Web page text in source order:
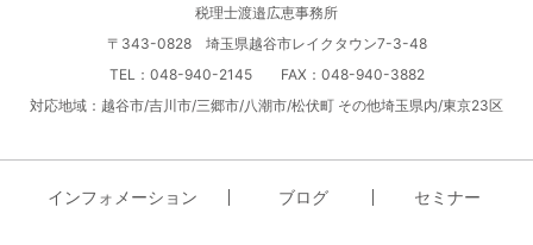
税理士渡邉広恵事務所
〒343-0828 埼玉県越谷市レイクタウン7-3-48
TEL：048-940-2145 FAX：048-940-3882
対応地域：越谷市/吉川市/三郷市/八潮市/松伏町 その他埼玉県内/東京23区
インフォメーション ブログ セミナー